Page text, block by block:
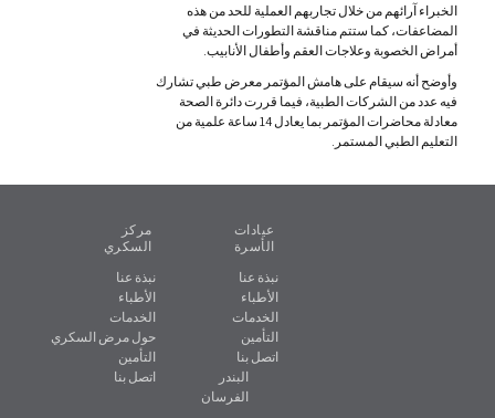
الخبراء آرائهم من خلال تجاربهم العملية للحد من هذه
المضاعفات، كما ستتم مناقشة التطورات الحديثة في
أمراض الخصوبة وعلاجات العقم وأطفال الأنابيب.
وأوضح أنه سيقام على هامش المؤتمر معرض طبي تشارك
فيه عدد من الشركات الطبية، فيما قررت دائرة الصحة
معادلة محاضرات المؤتمر بما يعادل 14 ساعة علمية من
التعليم الطبي المستمر.
مركز
السكري
نبذة عنا
الأطباء
الخدمات
حول مرض السكري
التأمين
اتصل بنا
عيادات
الأسرة
نبذة عنا
الأطباء
الخدمات
التأمين
اتصل بنا
البندر
الفرسان